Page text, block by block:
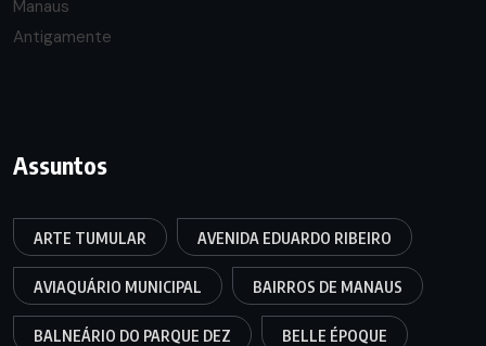
Assuntos
ARTE TUMULAR AVENIDA EDUARDO RIBEIRO
AVIAQUÁRIO MUNICIPAL BAIRROS DE MANAUS
BALNEÁRIO DO PARQUE DEZ BELLE ÉPOQUE